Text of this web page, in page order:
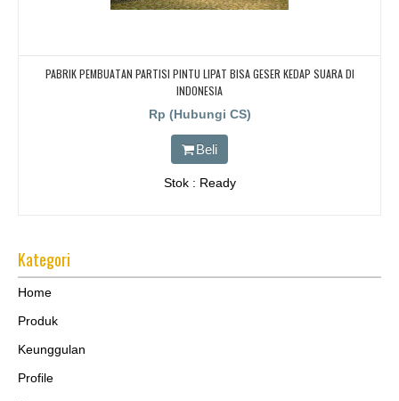
PABRIK PEMBUATAN PARTISI PINTU LIPAT BISA GESER KEDAP SUARA DI
INDONESIA
Rp (Hubungi CS)
Beli
Stok : Ready
Kategori
Home
Produk
Keunggulan
Profile